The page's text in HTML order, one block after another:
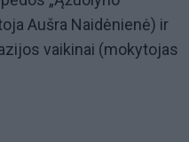
Aušra Naidėnienė) ir
vaikinai (mokytojas